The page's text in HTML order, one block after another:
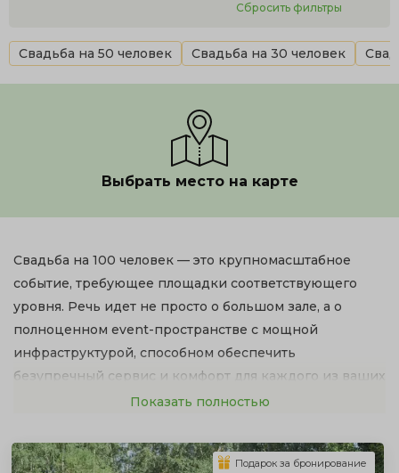
Новогодний корпоратив
Сбросить фильтры
Свадьба на 50 человек Свадьба на 30 человек
Выбрать место на карте
Свадьба на 100 человек — это крупномасштабное
событие, требующее площадки соответствующего
уровня. Речь идет не просто о большом зале, а о
полноценном event-пространстве с мощной
инфраструктурой, способном обеспечить
безупречный сервис и комфорт для каждого из ваших
Чтобы сэкономить ваше время и предложить только
Показать полностью
Подарок за бронирование